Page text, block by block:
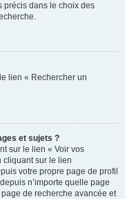
précis dans le choix des
lien « Rechercher un
et sujets ?
sur le lien « Voir vos
cliquant sur le lien
votre propre page de profil
n’importe quelle page
de recherche avancée et